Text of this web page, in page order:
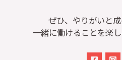
ぜひ、やりがいと
一緒に働けることを楽